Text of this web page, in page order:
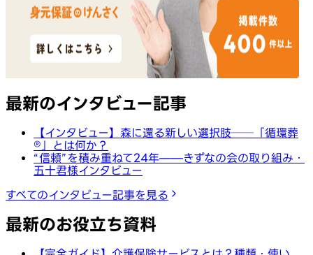
最新のインタビュー記事
【インタビュー】森に還る新しい選択肢──「循環葬
®︎」とは何か？
“信頼”を積み重ねて24年——きずなの会の取り組み・
五十君様インタビュー
すべてのインタビュー記事を見る
最新のお役立ち資料